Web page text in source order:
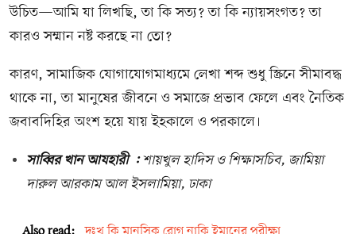
উচিত—আমি যা লিখছি, তা কি সত্য? তা কি ন্যায়সংগত? তা
কারও সম্মান নষ্ট করছে না তো?
কারণ, সামাজিক যোগাযোগমাধ্যমে লেখা শব্দ শুধু স্ক্রিনে সীমাবদ্ধ
থাকে না, তা মানুষের জীবনে ও সমাজে প্রভাব ফেলে এবং নৈতিক
জবাবদিহির অংশ হয়ে যায় ইহকালে ও পরকালে।
সাব্বির খান আযহারী :শায়খুল হাদিস ও শিক্ষাসচিব, জামিয়া
দারুল আরকাম আল ইসলামিয়া, ঢাকা